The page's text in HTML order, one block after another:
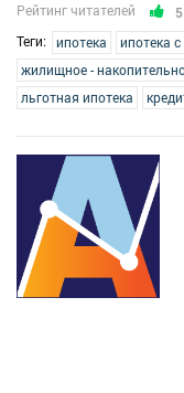
Рейтинг читателей 5
Теги: ипотека
ипотека
жилищное -
льготная ипотека